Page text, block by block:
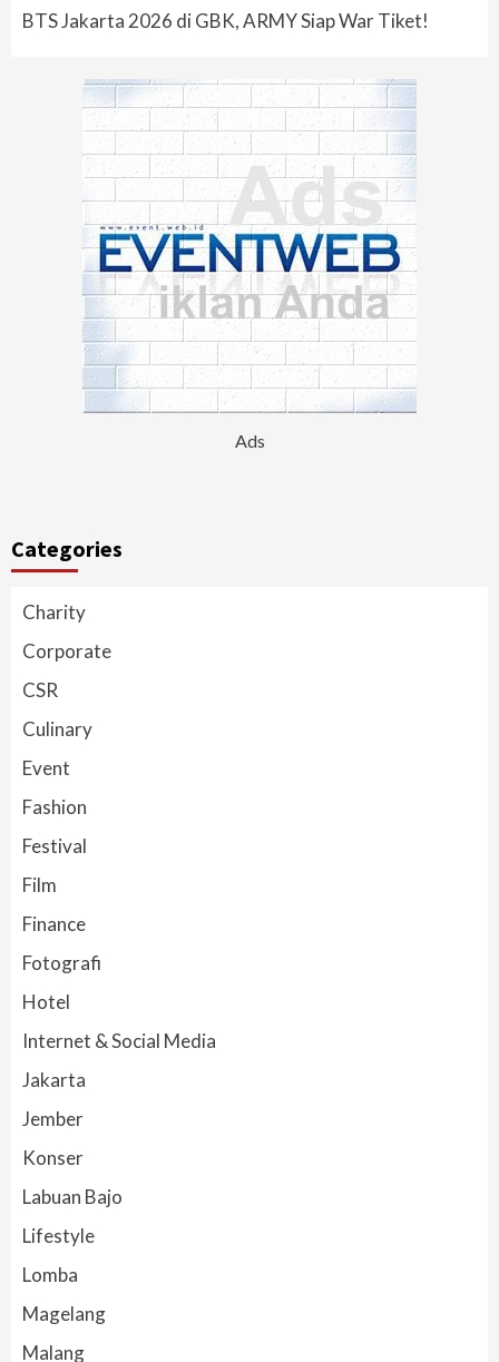
BTS Jakarta 2026 di GBK, ARMY Siap War Tiket!
Ads
Categories
Charity
Corporate
CSR
Culinary
Event
Fashion
Festival
Film
Finance
Fotografi
Hotel
Internet & Social Media
Jakarta
Jember
Konser
Labuan Bajo
Lifestyle
Lomba
Magelang
Malang